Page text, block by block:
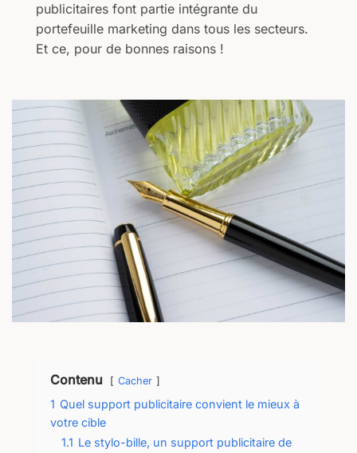
publicitaires font partie intégrante du
portefeuille marketing dans tous les secteurs.
Et ce, pour de bonnes raisons !
Contenu Cacher
1 Quel support publicitaire convient le mieux à
votre cible
1.1 Le stylo-bille, un support publicitaire de